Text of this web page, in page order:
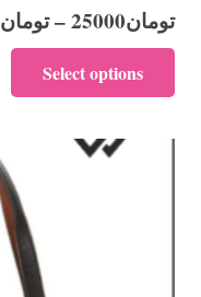
تومان25000
–تومان
Select options